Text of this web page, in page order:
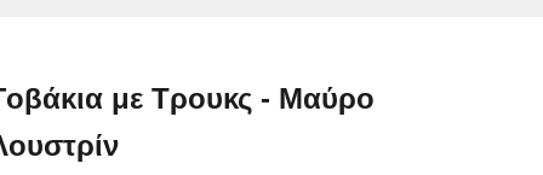
με Τρουκς - Μαύρο